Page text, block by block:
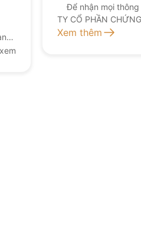
Để nhận mọi thông
TY CỔ PHẦN
222-224 Nguyễn
Xem thêm